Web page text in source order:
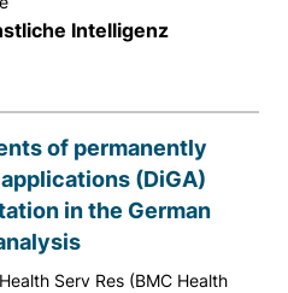
Intelligenz
of permanently
(DiGA)
in the German
Serv Res (BMC Health